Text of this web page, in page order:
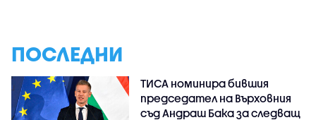
ПОСЛЕДНИ
ТИСА номинира бившия
председател на Върховния
съд Андраш Бака за следващ